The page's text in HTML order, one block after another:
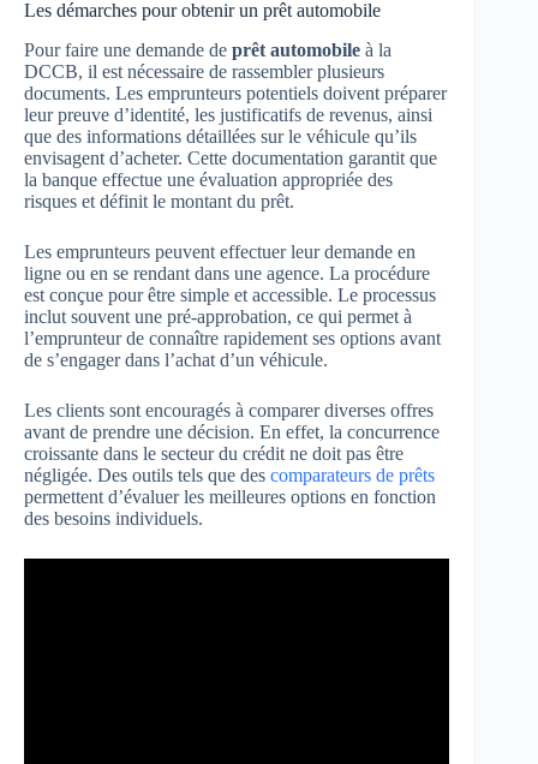
Les démarches pour obtenir un prêt automobile
Pour faire une demande de prêt automobile à la
DCCB, il est nécessaire de rassembler plusieurs
documents. Les emprunteurs potentiels doivent préparer
leur preuve d’identité, les justificatifs de revenus, ainsi
que des informations détaillées sur le véhicule qu’ils
envisagent d’acheter. Cette documentation garantit que
la banque effectue une évaluation appropriée des
risques et définit le montant du prêt.
Les emprunteurs peuvent effectuer leur demande en
ligne ou en se rendant dans une agence. La procédure
est conçue pour être simple et accessible. Le processus
inclut souvent une pré-approbation, ce qui permet à
l’emprunteur de connaître rapidement ses options avant
de s’engager dans l’achat d’un véhicule.
Les clients sont encouragés à comparer diverses offres
avant de prendre une décision. En effet, la concurrence
croissante dans le secteur du crédit ne doit pas être
négligée. Des outils tels que des comparateurs de prêts
permettent d’évaluer les meilleures options en fonction
des besoins individuels.